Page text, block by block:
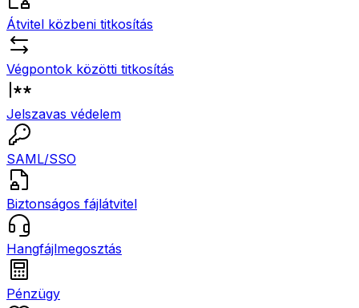
Átvitel közbeni titkosítás
Végpontok közötti titkosítás
Jelszavas védelem
SAML/SSO
Biztonságos fájlátvitel
Hangfájlmegosztás
Pénzügy